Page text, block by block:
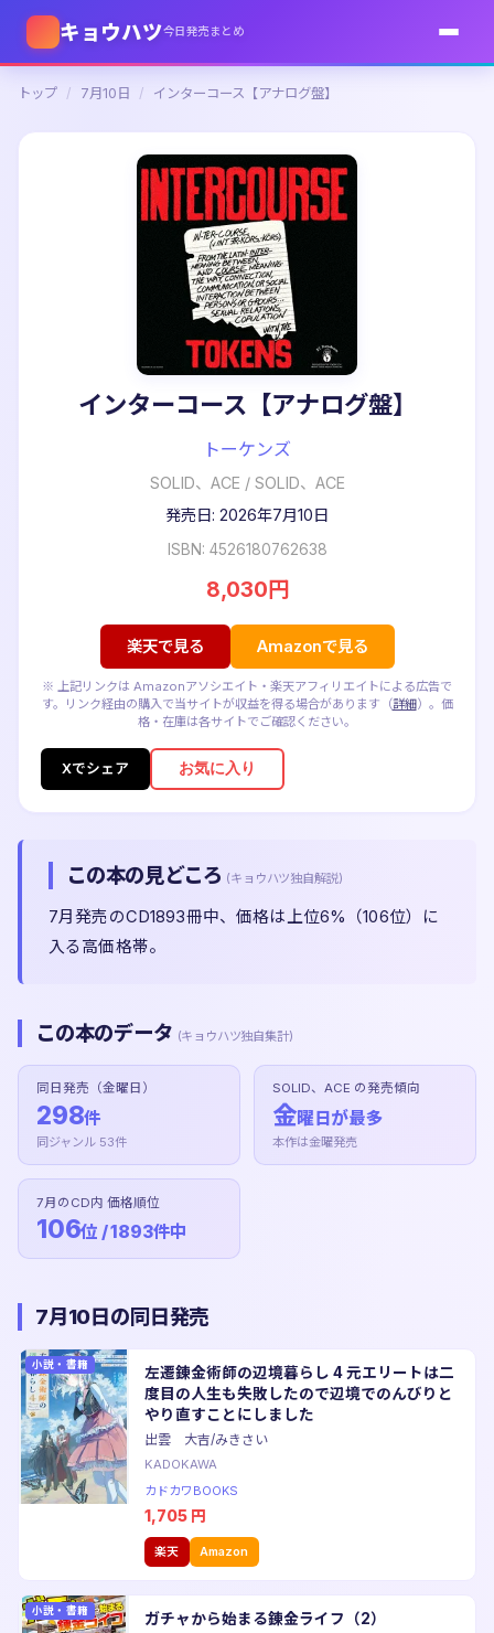
キョウハツ今日発売まとめ
トップ / 7月10日 / インターコース【アナログ盤】
インターコース【アナログ盤】
トーケンズ
SOLID、ACE / SOLID、ACE
発売日: 2026年7月10日
ISBN: 4526180762638
8,030円
楽天で見る Amazonで見る
※ 上記リンクは Amazonアソシエイト・楽天アフィリエイトによる広告で
す。リンク経由の購入で当サイトが収益を得る場合があります（詳細）。価
格・在庫は各サイトでご確認ください。
Xでシェア お気に入り
この本の見どころ (キョウハツ独自解説)
7月発売のCD1893冊中、価格は上位6%（106位）に
入る高価格帯。
この本のデータ (キョウハツ独自集計)
同日発売（金曜日）
298件
同ジャンル 53件
SOLID、ACE の発売傾向
金曜日が最多
本作は金曜発売
7月のCD内 価格順位
106位 / 1893件中
7月10日の同日発売
小説・書籍
左遷錬金術師の辺境暮らし 4 元エリートは二
度目の人生も失敗したので辺境でのんびりと
やり直すことにしました
出雲 大吉/みきさい
KADOKAWA
カドカワBOOKS
1,705 円
楽天 Amazon
小説・書籍 ガチャから始まる錬金ライフ（2）